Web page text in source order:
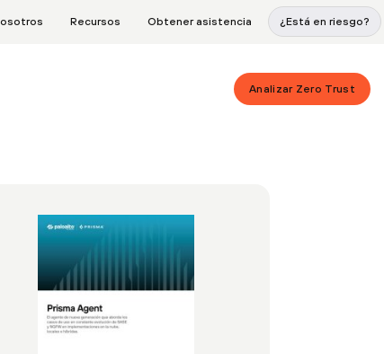
Recursos Obtener asistencia ¿Está en riesgo?
Analizar Zero Trust